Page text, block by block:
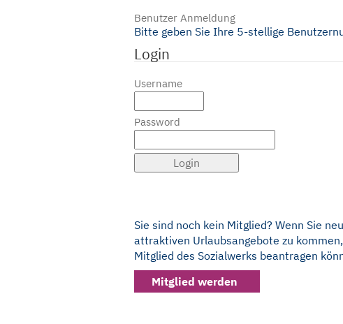
Benutzer Anmeldung
Bitte geben Sie Ihre 5-stellige
Login
Username
Password
Sie sind noch kein Mitglied? Wenn Sie
attraktiven Urlaubsangebote zu
Mitglied des Sozialwerks beantragen
Mitglied werden